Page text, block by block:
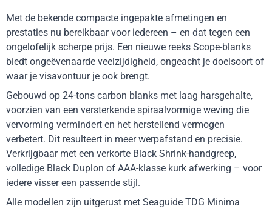
Met de bekende compacte ingepakte afmetingen en
prestaties nu bereikbaar voor iedereen – en dat tegen een
ongelofelijk scherpe prijs. Een nieuwe reeks Scope-blanks
biedt ongeëvenaarde veelzijdigheid, ongeacht je doelsoort of
waar je visavontuur je ook brengt.
Gebouwd op 24-tons carbon blanks met laag harsgehalte,
voorzien van een versterkende spiraalvormige weving die
vervorming vermindert en het herstellend vermogen
verbetert. Dit resulteert in meer werpafstand en precisie.
Verkrijgbaar met een verkorte Black Shrink-handgreep,
volledige Black Duplon of AAA-klasse kurk afwerking – voor
iedere visser een passende stijl.
Alle modellen zijn uitgerust met Seaguide TDG Minima